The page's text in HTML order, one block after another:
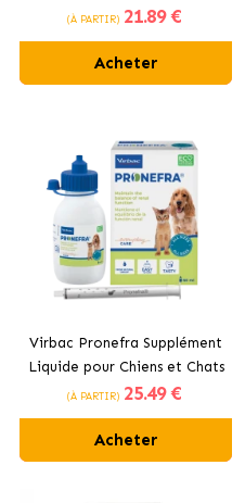
Stangest
(À PARTIR) 21.89 €
Acheter
Virbac Pronefra Supplément
Liquide pour Chiens et Chats
atteints d'Insuffisance
(À PARTIR) 25.49 €
Acheter